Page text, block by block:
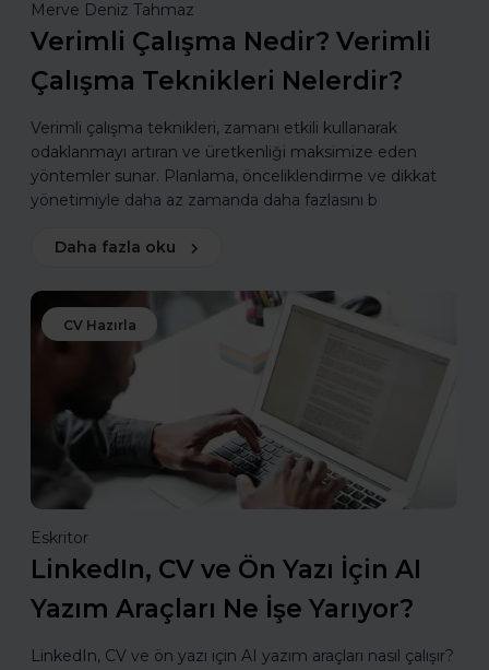
Merve Deniz Tahmaz
Verimli Çalışma Nedir? Verimli
Çalışma Teknikleri Nelerdir?
Verimli çalışma teknikleri, zamanı etkili kullanarak
odaklanmayı artıran ve üretkenliği maksimize eden
yöntemler sunar. Planlama, önceliklendirme ve dikkat
yönetimiyle daha az zamanda daha fazlasını b
Daha fazla oku
CV Hazırla
Eskritor
LinkedIn, CV ve Ön Yazı İçin AI
Yazım Araçları Ne İşe Yarıyor?
LinkedIn, CV ve ön yazı için AI yazım araçları nasıl çalışır?